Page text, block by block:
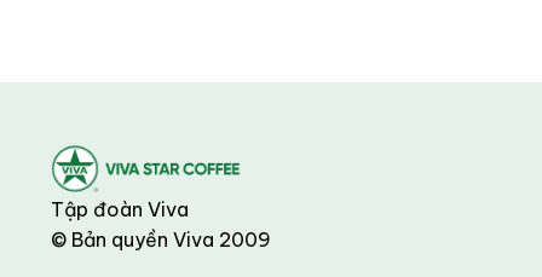
Tập đoàn Viva
© Bản quyền Viva 2009